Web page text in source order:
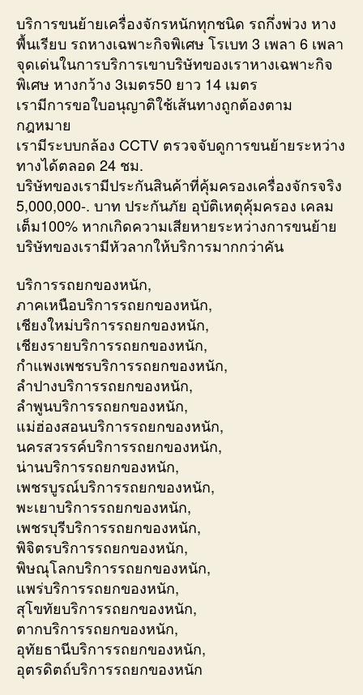
บริการขนย้ายเครื่องจักรหนักทุกชนิด รถกึ่งพ่วง หาง
พื้นเรียบ รถหางเฉพาะกิจพิเศษ โรเบท 3 เพลา 6 เพลา
จุดเด่นในการบริการเขาบริษัทของเราหางเฉพาะกิจ
พิเศษ หางกว้าง 3เมตร50 ยาว 14 เมตร
เรามีการขอใบอนุญาติใช้เส้นทางถูกต้องตาม
กฎหมาย
เรามีระบบกล้อง CCTV ตรวจจับดูการขนย้ายระหว่าง
ทางได้ตลอด 24 ชม.
บริษัทของเรามีประกันสินค้าที่คุ้มครองเครื่องจักรจริง
5,000,000-. บาท ประกันภัย อุบัติเหตุคุ้มครอง เคลม
เต็ม100% หากเกิดความเสียหายระหว่างการขนย้าย
บริษัทของเรามีหัวลากให้บริการมากกว่าคัน
บริการรถยกของหนัก,
ภาคเหนือบริการรถยกของหนัก,
เชียงใหม่บริการรถยกของหนัก,
เชียงรายบริการรถยกของหนัก,
กำแพงเพชรบริการรถยกของหนัก,
ลำปางบริการรถยกของหนัก,
ลำพูนบริการรถยกของหนัก,
แม่ฮ่องสอนบริการรถยกของหนัก,
นครสวรรค์บริการรถยกของหนัก,
น่านบริการรถยกของหนัก,
เพชรบูรณ์บริการรถยกของหนัก,
พะเยาบริการรถยกของหนัก,
เพชรบุรีบริการรถยกของหนัก,
พิจิตรบริการรถยกของหนัก,
พิษณุโลกบริการรถยกของหนัก,
แพร่บริการรถยกของหนัก,
สุโขทัยบริการรถยกของหนัก,
ตากบริการรถยกของหนัก,
อุทัยธานีบริการรถยกของหนัก,
อุตรดิตถ์บริการรถยกของหนัก